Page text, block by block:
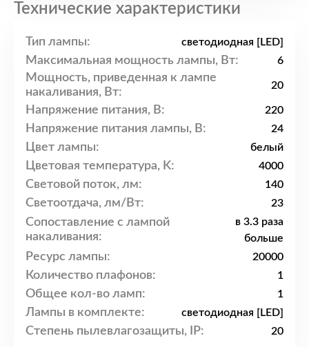
Технические характеристики
Тип лампы: светодиодная [LED]
Максимальная мощность лампы, Вт: 6
Мощность, приведенная к лампе
накаливания, Вт:
20
Напряжение питания, В: 220
Напряжение питания лампы, В: 24
Цвет лампы: белый
Цветовая температура, K: 4000
Световой поток, лм: 140
Светоотдача, лм/Вт: 23
Сопоставление с лампой
накаливания:
в 3.3 раза
больше
Ресурс лампы: 20000
Количество плафонов: 1
Общее кол-во ламп: 1
Лампы в комплекте: светодиодная [LED]
Степень пылевлагозащиты, IP: 20